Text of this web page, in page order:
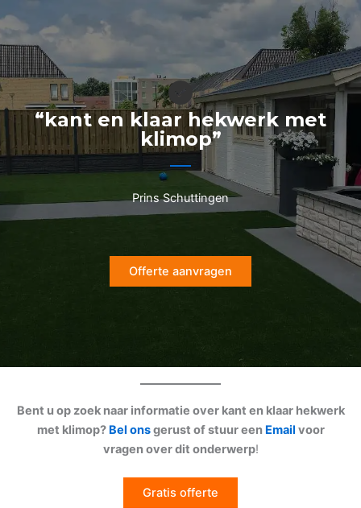
naar
de
inhoud
“kant en klaar hekwerk met
klimop”
Prins Schuttingen
Offerte aanvragen
Bent u op zoek naar informatie over kant en klaar hekwerk
met klimop? Bel onsgerust of stuur een Email voor
vragen over dit onderwerp!
Gratis offerte